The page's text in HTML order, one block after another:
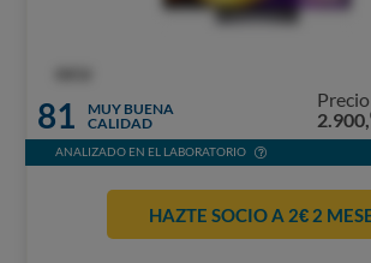
81
MUY BUENA
CALIDAD
2.900,
ANALIZADO EN EL LABORATORIO
HAZTE SOCIO A 2€ 2